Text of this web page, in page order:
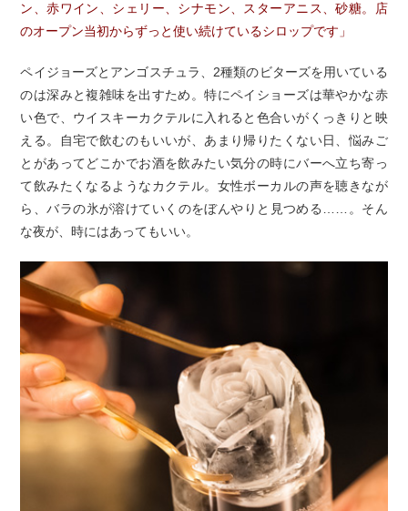
ン、赤ワイン、シェリー、シナモン、スターアニス、砂糖。店
のオープン当初からずっと使い続けているシロップです」
ペイジョーズとアンゴスチュラ、2種類のビターズを用いている
のは深みと複雑味を出すため。特にペイショーズは華やかな赤
い色で、ウイスキーカクテルに入れると色合いがくっきりと映
える。自宅で飲むのもいいが、あまり帰りたくない日、悩みご
とがあってどこかでお酒を飲みたい気分の時にバーへ立ち寄っ
て飲みたくなるようなカクテル。女性ボーカルの声を聴きなが
ら、バラの氷が溶けていくのをぼんやりと見つめる……。そん
な夜が、時にはあってもいい。